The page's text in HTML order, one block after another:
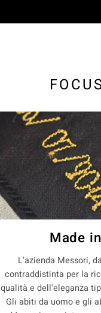
Made
L’azienda Messori,
contraddistinta per la
qualità e dell'eleganza
Gli abiti da uomo e gli